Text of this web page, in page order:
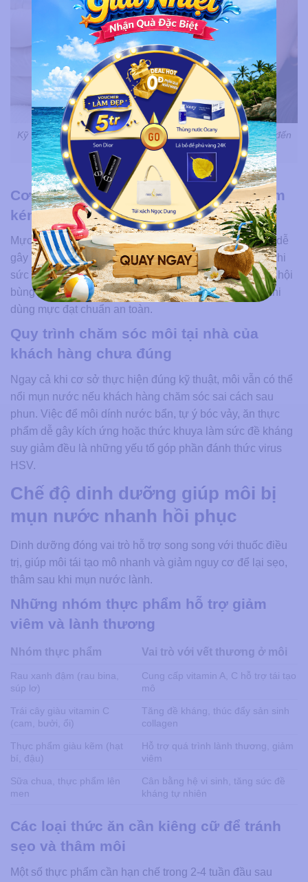
Kỹ thật viên đi kim phun xăm sâu vào môi cũng ảnh hưởng đến
nền môi và làm môi nổi mụn nước
Cơ sở làm đẹp sử dụng mực phun xăm
kém chất lượng
Mực phun không rõ nguồn gốc, chứa tạp chất hóa học dễ
gây kích ứng, khiến hàng rào bảo vệ da môi suy yếu. Khi
sức đề kháng tại chỗ giảm, virus Herpes tiềm ẩn có cơ hội
bùng phát thành các nốt mụn nước rõ rệt hơn so với khi
dùng mực đạt chuẩn an toàn.
Quy trình chăm sóc môi tại nhà của
khách hàng chưa đúng
Ngay cả khi cơ sở thực hiện đúng kỹ thuật, môi vẫn có thể
nổi mụn nước nếu khách hàng chăm sóc sai cách sau
phun. Việc để môi dính nước bẩn, tự ý bóc vảy, ăn thực
phẩm dễ gây kích ứng hoặc thức khuya làm sức đề kháng
suy giảm đều là những yếu tố góp phần đánh thức virus
HSV.
Chế độ dinh dưỡng giúp môi bị
mụn nước nhanh hồi phục
Dinh dưỡng đóng vai trò hỗ trợ song song với thuốc điều
trị, giúp môi tái tạo mô nhanh và giảm nguy cơ để lại sẹo,
thâm sau khi mụn nước lành.
Những nhóm thực phẩm hỗ trợ giảm
viêm và lành thương
Nhóm thực phẩm Vai trò với vết thương ở môi
Rau xanh đậm (rau bina,
súp lơ)
Cung cấp vitamin A, C hỗ trợ tái tạo
mô
Trái cây giàu vitamin C
(cam, bưởi, ổi)
Tăng đề kháng, thúc đẩy sản sinh
collagen
Thực phẩm giàu kẽm (hạt
bí, đậu)
Hỗ trợ quá trình lành thương, giảm
viêm
Sữa chua, thực phẩm lên
men
Cân bằng hệ vi sinh, tăng sức đề
kháng tự nhiên
Các loại thức ăn cần kiêng cữ để tránh
sẹo và thâm môi
Một số thực phẩm cần hạn chế trong 2-4 tuần đầu sau